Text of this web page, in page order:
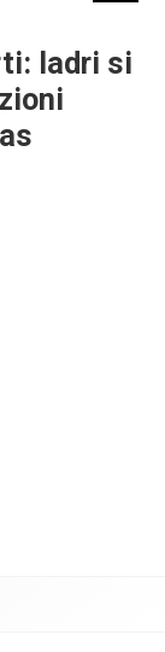
ladri si